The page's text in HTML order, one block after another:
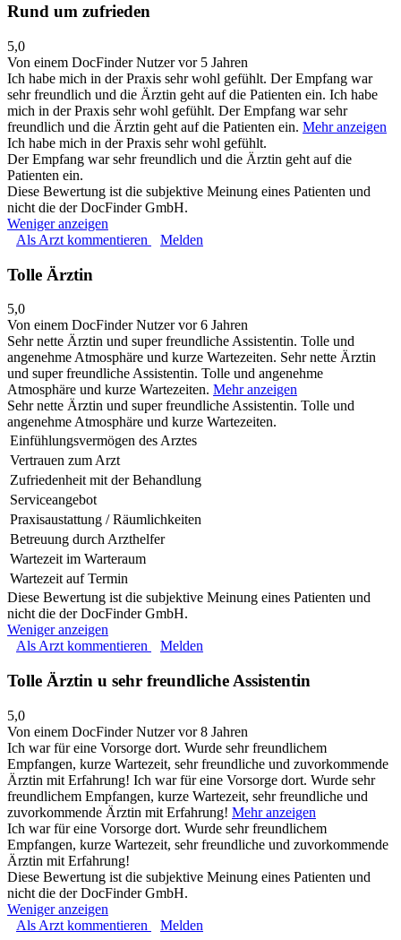
Rund um zufrieden
5,0
Von einem DocFinder Nutzervor 5 Jahren
Ich habe mich in der Praxis sehr wohl gefühlt. Der Empfang war
sehr freundlich und die Ärztin geht auf die Patienten ein. Ich habe
mich in der Praxis sehr wohl gefühlt. Der Empfang war sehr
freundlich und die Ärztin geht auf die Patienten ein. Mehr anzeigen
Ich habe mich in der Praxis sehr wohl gefühlt.
Der Empfang war sehr freundlich und die Ärztin geht auf die
Patienten ein.
Diese Bewertung ist die subjektive Meinung eines Patienten und
nicht die der DocFinder GmbH.
Weniger anzeigen
Als Arzt kommentieren
Melden
Tolle Ärztin
5,0
Von einem DocFinder Nutzervor 6 Jahren
Sehr nette Ärztin und super freundliche Assistentin. Tolle und
angenehme Atmosphäre und kurze Wartezeiten. Sehr nette Ärztin
und super freundliche Assistentin. Tolle und angenehme
Atmosphäre und kurze Wartezeiten. Mehr anzeigen
Sehr nette Ärztin und super freundliche Assistentin. Tolle und
angenehme Atmosphäre und kurze Wartezeiten.
Einfühlungsvermögen des Arztes
Vertrauen zum Arzt
Zufriedenheit mit der Behandlung
Serviceangebot
Praxisaustattung / Räumlichkeiten
Betreuung durch Arzthelfer
Wartezeit im Warteraum
Wartezeit auf Termin
Diese Bewertung ist die subjektive Meinung eines Patienten und
nicht die der DocFinder GmbH.
Weniger anzeigen
Als Arzt kommentieren
Melden
Tolle Ärztin u sehr freundliche Assistentin
5,0
Von einem DocFinder Nutzervor 8 Jahren
Ich war für eine Vorsorge dort. Wurde sehr freundlichem
Empfangen, kurze Wartezeit, sehr freundliche und zuvorkommende
Ärztin mit Erfahrung! Ich war für eine Vorsorge dort. Wurde sehr
freundlichem Empfangen, kurze Wartezeit, sehr freundliche und
zuvorkommende Ärztin mit Erfahrung! Mehr anzeigen
Ich war für eine Vorsorge dort. Wurde sehr freundlichem
Empfangen, kurze Wartezeit, sehr freundliche und zuvorkommende
Ärztin mit Erfahrung!
Diese Bewertung ist die subjektive Meinung eines Patienten und
nicht die der DocFinder GmbH.
Weniger anzeigen
Als Arzt kommentieren
Melden